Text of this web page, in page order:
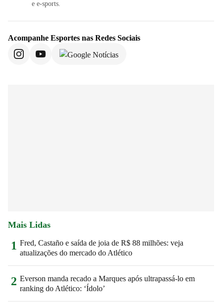
e e-sports.
Acompanhe Esportes nas Redes Sociais
Mais Lidas
1 Fred, Castaño e saída de joia de R$ 88 milhões: veja
atualizações do mercado do Atlético
2 Everson manda recado a Marques após ultrapassá-lo em
ranking do Atlético: ‘Ídolo’